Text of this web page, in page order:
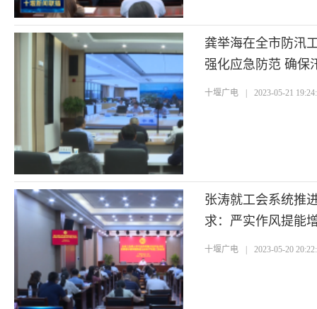
龚举海在全市防汛
强化应急防范 确保
十堰广电 2023-05-21
张涛就工会系统推
求：严实作风提能
十堰广电 2023-05-20